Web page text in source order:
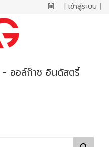
| เข้าสู่ระบบ |
- ออล์ก๊าซ อินดัสตรี้